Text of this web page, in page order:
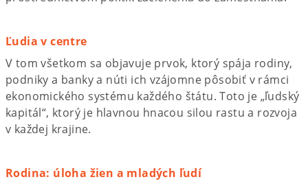
Ľudia v centre
V tom všetkom sa objavuje prvok, ktorý spája rodiny,
podniky a banky a núti ich vzájomne pôsobiť v rámci
ekonomického systému každého štátu. Toto je „ľudský
kapitál“, ktorý je hlavnou hnacou silou rastu a rozvoja
v každej krajine.
Rodina: úloha žien a mladých ľudí